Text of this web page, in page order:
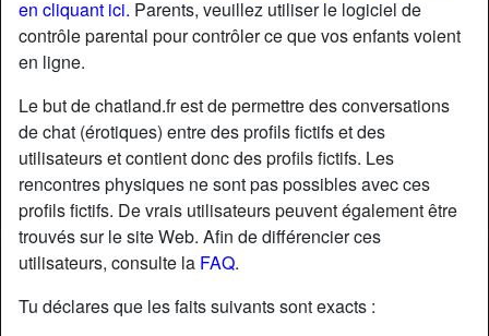
en cliquant ici. Parents, veuillez utiliser le logiciel de
contrôle parental pour contrôler ce que vos enfants voient
en ligne.
Le but de chatland.fr est de permettre des conversations
de chat (érotiques) entre des profils fictifs et des
utilisateurs et contient donc des profils fictifs. Les
rencontres physiques ne sont pas possibles avec ces
profils fictifs. De vrais utilisateurs peuvent également être
trouvés sur le site Web. Afin de différencier ces
utilisateurs, consulte la FAQ.
Tu déclares que les faits suivants sont exacts :
starAjouter chatDiscuter !